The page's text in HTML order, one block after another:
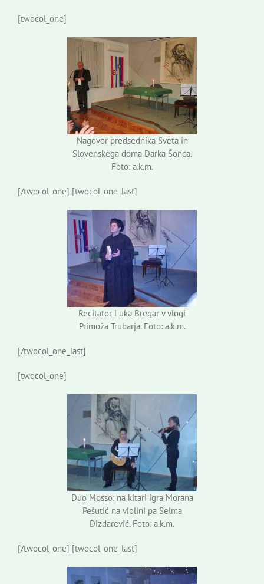
[twocol_one]
Nagovor predsednika Sveta in
Slovenskega doma Darka Šonca.
Foto: a.k.m.
[/twocol_one] [twocol_one_last]
Recitator Luka Bregar v vlogi
Primoža Trubarja. Foto: a.k.m.
[/twocol_one_last]
[twocol_one]
Duo Mosso: na kitari igra Morana
Pešutić na violini pa Selma
Dizdarević. Foto: a.k.m.
[/twocol_one] [twocol_one_last]